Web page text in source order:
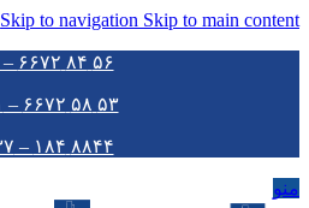
Skip to navigation Skip to main content
۵۶ ۸۴ ۶۶۷۲ – ۰۲۱
۵۳ ۵۸ ۶۶۷۲ – ۰۲۱
۸۸۴۴ ۱۸۴ – ۰۹۳۷
منو